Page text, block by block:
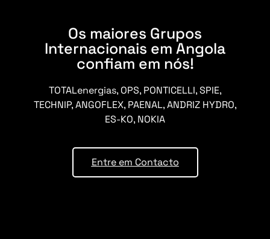
Os maiores Grupos
Internacionais em Angola
confiam em nós!
TOTALenergias, OPS, PONTICELLI, SPIE,
TECHNIP, ANGOFLEX, PAENAL, ANDRIZ HYDRO,
ES-KO, NOKIA
Entre em Contacto